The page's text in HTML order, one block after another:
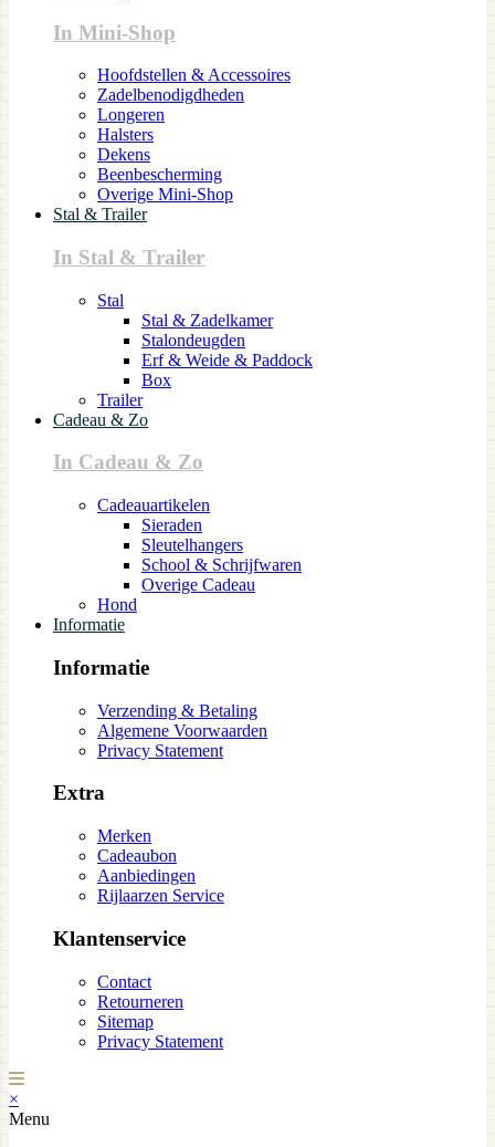
In Mini-Shop
Hoofdstellen & Accessoires
Zadelbenodigdheden
Longeren
Halsters
Dekens
Beenbescherming
Overige Mini-Shop
Stal & Trailer
In Stal & Trailer
Stal
Stal & Zadelkamer
Stalondeugden
Erf & Weide & Paddock
Box
Trailer
Cadeau & Zo
In Cadeau & Zo
Cadeauartikelen
Sieraden
Sleutelhangers
School & Schrijfwaren
Overige Cadeau
Hond
Informatie
Informatie
Verzending & Betaling
Algemene Voorwaarden
Privacy Statement
Extra
Merken
Cadeaubon
Aanbiedingen
Rijlaarzen Service
Klantenservice
Contact
Retourneren
Sitemap
Privacy Statement
×
Menu